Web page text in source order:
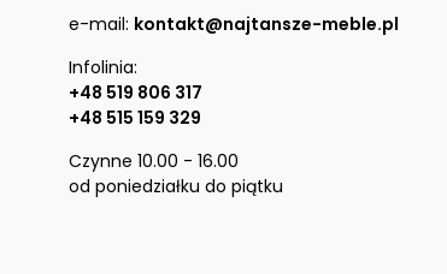
e-mail: kontakt@najtansze-meble.pl
Infolinia:
+48 519 806 317
+48 515 159 329
Czynne 10.00 - 16.00
od poniedziałku do piątku